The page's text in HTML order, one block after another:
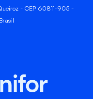
- CEP 60811-905 -